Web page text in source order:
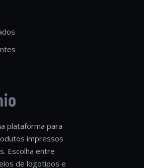
plataforma para
impressos
Escolha entre
de logotipos e